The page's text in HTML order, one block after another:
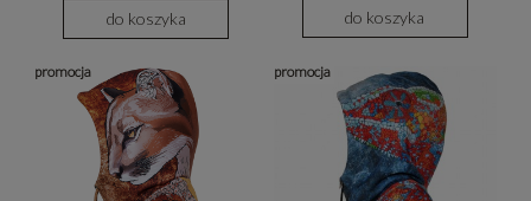
do koszyka do koszyka
promocja promocja